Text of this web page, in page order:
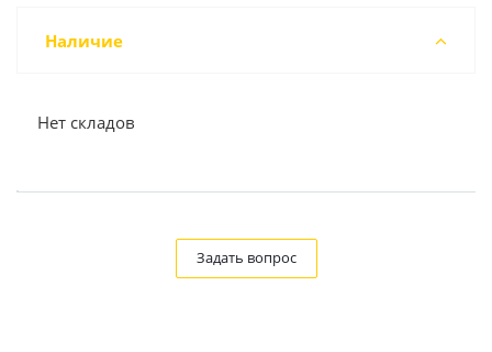
Наличие
Нет складов
Задать вопрос